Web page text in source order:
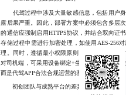
代驾过程中涉及大量敏感信息，包括用户身
露后果严重。因此，部署方案中必须包含多层
的通信应强制启用HTTPS协议，并结合双向证
存储过程中需进行加密处理，如使用AES-256
理。同时，遵循最小权限原则，限制后台人员
对司机端，可采用设备绑定+生物识别双重验证
而是代驾APP合法合规运营的基本前提。
初创团队与成熟平台的差异化部署策略